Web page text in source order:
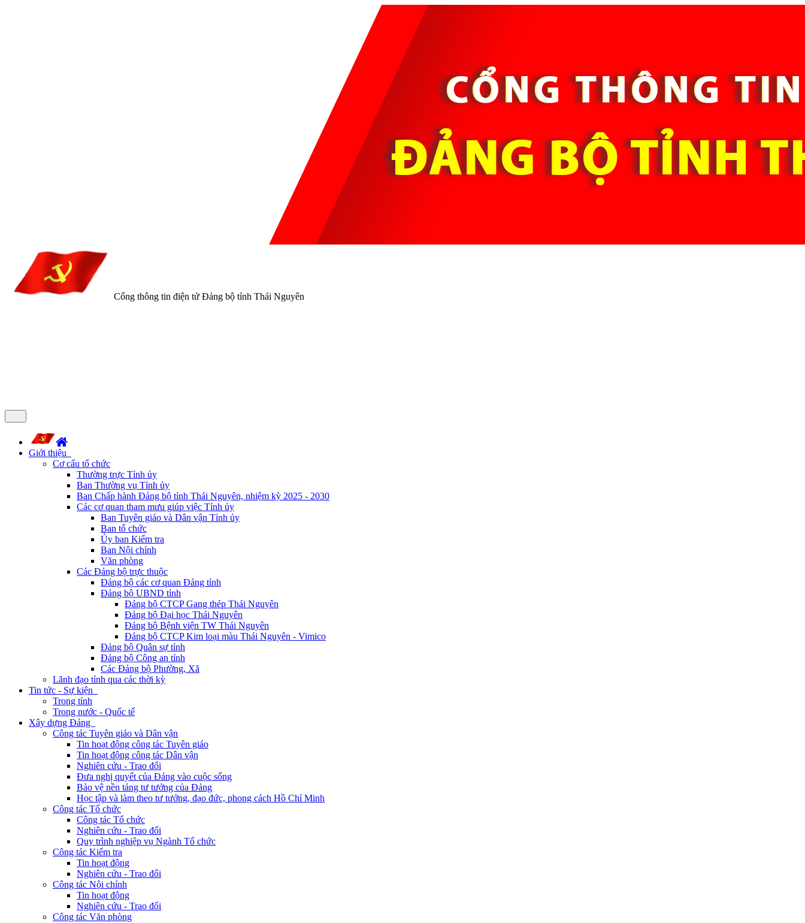
Cổng thông tin điện tử Đảng bộ tỉnh Thái Nguyên
Giới thiệu
Cơ cấu tổ chức
Thường trực Tỉnh ủy
Ban Thường vụ Tỉnh ủy
Ban Chấp hành Đảng bộ tỉnh Thái Nguyên, nhiệm kỳ 2025 - 2030
Các cơ quan tham mưu giúp việc Tỉnh ủy
Ban Tuyên giáo và Dân vận Tỉnh ủy
Ban tổ chức
Ủy ban Kiểm tra
Ban Nội chính
Văn phòng
Các Đảng bộ trực thuộc
Đảng bộ các cơ quan Đảng tỉnh
Đảng bộ UBND tỉnh
Đảng bộ CTCP Gang thép Thái Nguyên
Đảng bộ Đại học Thái Nguyên
Đảng bộ Bệnh viện TW Thái Nguyên
Đảng bộ CTCP Kim loại màu Thái Nguyên - Vimico
Đảng bộ Quân sự tỉnh
Đảng bộ Công an tỉnh
Các Đảng bộ Phường, Xã
Lãnh đạo tỉnh qua các thời kỳ
Tin tức - Sự kiện
Trong tỉnh
Trong nước - Quốc tế
Xây dựng Đảng
Công tác Tuyên giáo và Dân vận
Tin hoạt động công tác Tuyên giáo
Tin hoạt động công tác Dân vận
Nghiên cứu - Trao đổi
Đưa nghị quyết của Đảng vào cuộc sống
Bảo vệ nền tảng tư tưởng của Đảng
Học tập và làm theo tư tưởng, đạo đức, phong cách Hồ Chí Minh
Công tác Tổ chức
Công tác Tổ chức
Nghiên cứu - Trao đổi
Quy trình nghiệp vụ Ngành Tổ chức
Công tác Kiểm tra
Tin hoạt động
Nghiên cứu - Trao đổi
Công tác Nội chính
Tin hoạt động
Nghiên cứu - Trao đổi
Công tác Văn phòng